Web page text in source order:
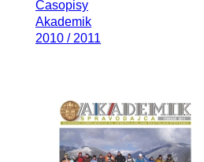
Časopisy
Akademik
2010 / 2011